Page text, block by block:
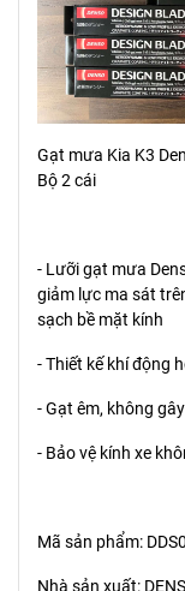
Gạt mưa Kia K3
Bộ 2 cái
- Lưỡi gạt mưa
giảm lực ma sát
sạch bề mặt kính
- Thiết kế khí động
- Gạt êm, không
- Bảo vệ kính xe
Mã sản phẩm:
Nhà sản xuất: